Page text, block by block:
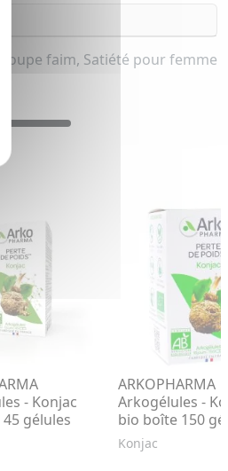
Coupe faim, Satiété pour femme
- Konjac
gélules
ARKOPHARMA
Arkogélules -
bio boîte 150
Konjac